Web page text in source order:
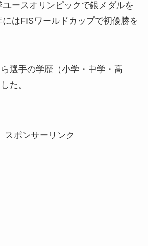
ースオリンピックで銀メダルを
はFISワールドカップで初優勝を
選手の学歴（小学・中学・高
た。
スポンサーリンク